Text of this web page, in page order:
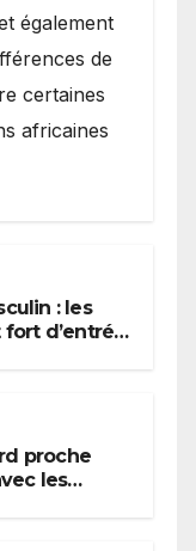
également
de
certaines
africaines
: les
d’entrée
proche
les